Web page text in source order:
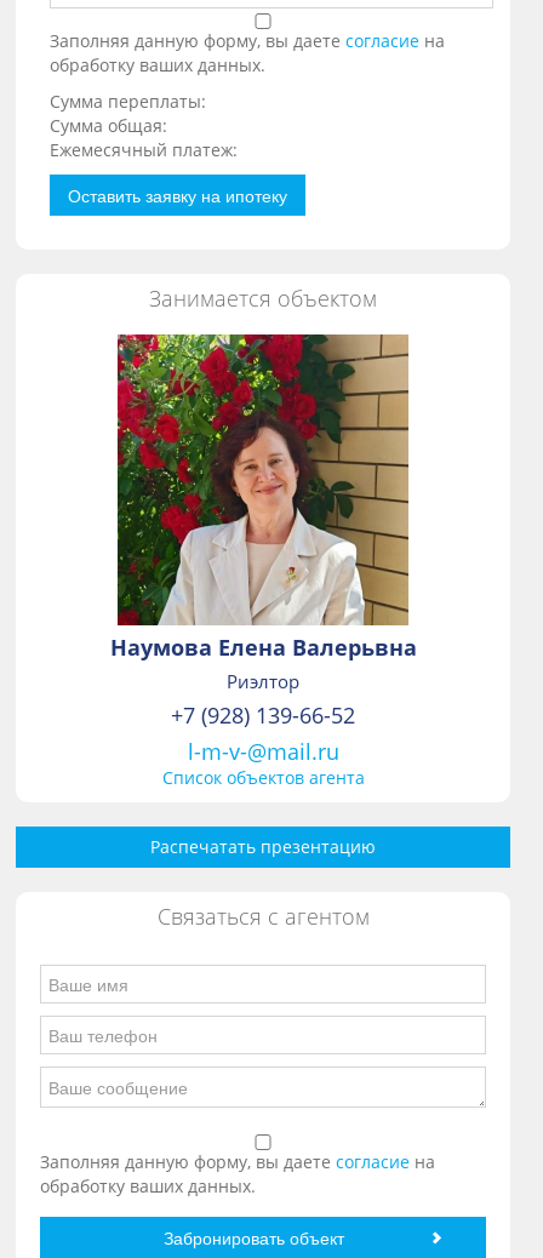
Заполняя данную форму, вы даетесогласие на
обработку ваших данных.
Сумма переплаты:
Сумма общая:
Ежемесячный платеж:
Оставить заявку на ипотеку
Занимается объектом
Наумова Елена Валерьвна
Риэлтор
+7 (928) 139-66-52
l-m-v-@mail.ru
Список объектов агента
Распечатать презентацию
Связаться с агентом
Заполняя данную форму, вы даетесогласие на
обработку ваших данных.